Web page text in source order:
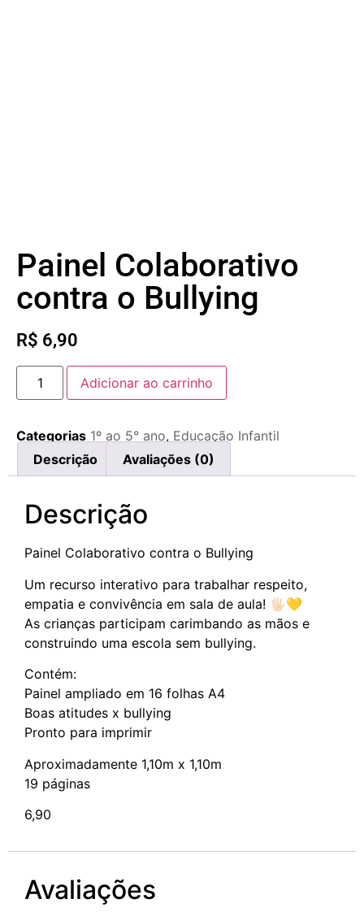
Painel Colaborativo
contra o Bullying
R$ 6,90
Adicionar ao carrinho
Categorias 1º ao 5° ano, Educação Infantil
Descrição
Avaliações (0)
Descrição
Painel Colaborativo contra o Bullying
Um recurso interativo para trabalhar respeito,
empatia e convivência em sala de aula! 🖐🏻💛
As crianças participam carimbando as mãos e
construindo uma escola sem bullying.
Contém:
Painel ampliado em 16 folhas A4
Boas atitudes x bullying
Pronto para imprimir
Aproximadamente 1,10m x 1,10m
19 páginas
6,90
Avaliações